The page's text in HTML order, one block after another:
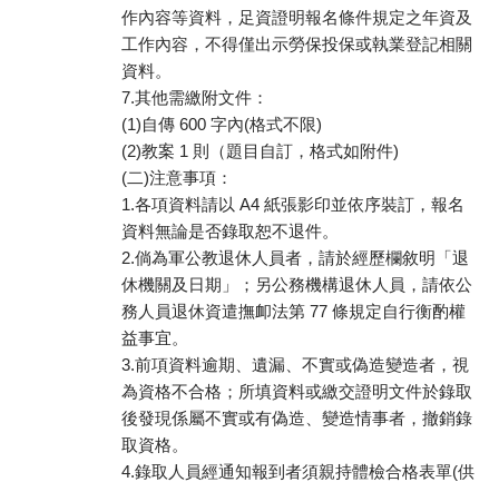
作內容等資料，足資證明報名條件規定之年資及
工作內容，不得僅出示勞保投保或執業登記相關
資料。
7.其他需繳附文件：
(1)自傳 600 字內(格式不限)
(2)教案 1 則（題目自訂，格式如附件)
(二)注意事項：
1.各項資料請以 A4 紙張影印並依序裝訂，報名
資料無論是否錄取恕不退件。
2.倘為軍公教退休人員者，請於經歷欄敘明「退
休機關及日期」；另公務機構退休人員，請依公
務人員退休資遣撫卹法第 77 條規定自行衡酌權
益事宜。
3.前項資料逾期、遺漏、不實或偽造變造者，視
為資格不合格；所填資料或繳交證明文件於錄取
後發現係屬不實或有偽造、變造情事者，撤銷錄
取資格。
4.錄取人員經通知報到者須親持體檢合格表單(供